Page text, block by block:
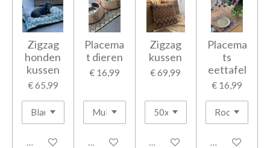
Zigzag
honden
kussen
€ 65,99
In winkelwagen
Placema
t dieren
€ 16,99
In winkelwagen
Zigzag
kussen
€ 69,99
In winkelwagen
Placema
ts
eettafel
€ 16,99
In